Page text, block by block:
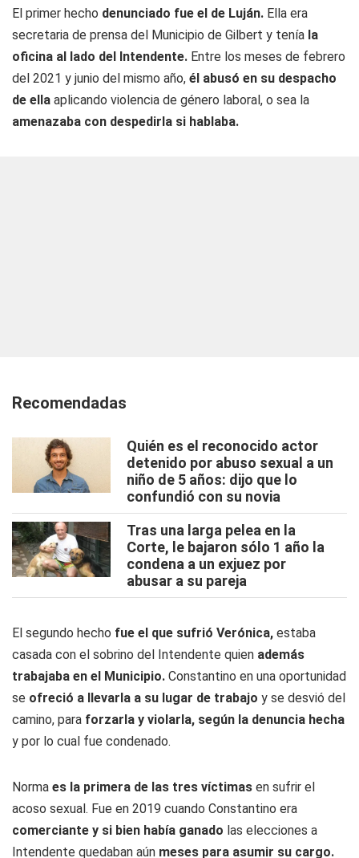
El primer hecho denunciado fue el de Luján. Ella era
secretaria de prensa del Municipio de Gilbert y tenía la
oficina al lado del Intendente. Entre los meses de febrero
del 2021 y junio del mismo año, él abusó en su despacho
de ella aplicando violencia de género laboral, o sea la
amenazaba con despedirla si hablaba.
Recomendadas
Quién es el reconocido actor
detenido por abuso sexual a un
niño de 5 años: dijo que lo
confundió con su novia
Tras una larga pelea en la
Corte, le bajaron sólo 1 año la
condena a un exjuez por
abusar a su pareja
El segundo hecho fue el que sufrió Verónica, estaba
casada con el sobrino del Intendente quien además
trabajaba en el Municipio. Constantino en una oportunidad
se ofreció a llevarla a su lugar de trabajo y se desvió del
camino, para forzarla y violarla, según la denuncia hecha
y por lo cual fue condenado.
Norma es la primera de las tres víctimas en sufrir el
acoso sexual. Fue en 2019 cuando Constantino era
comerciante y si bien había ganado las elecciones a
Intendente quedaban aún meses para asumir su cargo.